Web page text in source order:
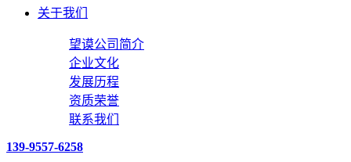
关于我们
望谟公司简介
企业文化
发展历程
资质荣誉
联系我们
139-9557-6258